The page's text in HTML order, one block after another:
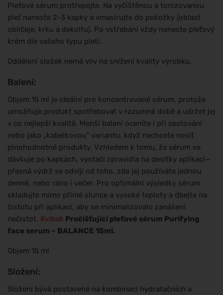
Pleťové sérum protřepejte. Na vyčištěnou a tonizovanou
pleť naneste 2-3 kapky a vmasírujte do pokožky (oblast
obličeje, krku a dekoltu). Po vstřebání vždy naneste pleťový
krém dle vašeho typu pleti.
Oddělení složek nemá vliv na snížení kvality výrobku.
Balení:
Objem 15 ml je ideální pro koncentrované sérum, protože
umožňuje produkt spotřebovat v rozumné době a udržet jej
v co nejlepší kvalitě. Menší balení oceníte i při cestování
nebo jako „kabelkovou“ variantu, když nechcete nosit
plnohodnotné produkty. Vzhledem k tomu, že sérum se
dávkuje po kapkách, vystačí zpravidla na desítky aplikací—
přesná výdrž se odvíjí od toho, zda jej používáte jednou
denně, nebo ráno i večer. Pro optimální výsledky sérum
skladujte mimo přímé slunce a vysoké teploty a dbejte na
čistotu při aplikaci, aby se minimalizovalo zanášení
nečistot. Kvitok Pročišťující pleťové sérum Purifying
face serum – BALANCE 15ml.
Objem 15 ml
Složení:
Složení bývá postavené na kombinaci hydratačních a